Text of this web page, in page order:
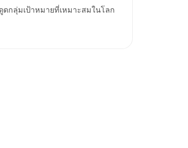
ดกลุ่มเป้าหมายที่เหมาะสมในโลก